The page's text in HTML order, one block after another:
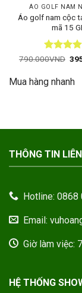
ÁO GOLF NAM
Áo golf nam cộc
mã 15
Được
sao
790.000VND Giá
Mua hàng nhanh
THÔNG TIN
Hotline: 0868
Email:
Giờ làm việc:
HỆ THỐNG